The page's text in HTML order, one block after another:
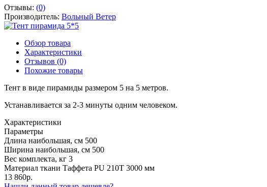
Отзывы: (0)
Производитель: Вольный Ветер
Обзор товара
Характеристики
Отзывов (0)
Похожие товары
Тент в виде пирамиды размером 5 на 5 метров.
Устанавливается за 2-3 минуты одним человеком.
Характеристики
Параметры
Длина наибольшая, см 500
Ширина наибольшая, см 500
Вес комплекта, кг 3
Материал ткани Таффета PU 210T 3000 мм
13 860р.